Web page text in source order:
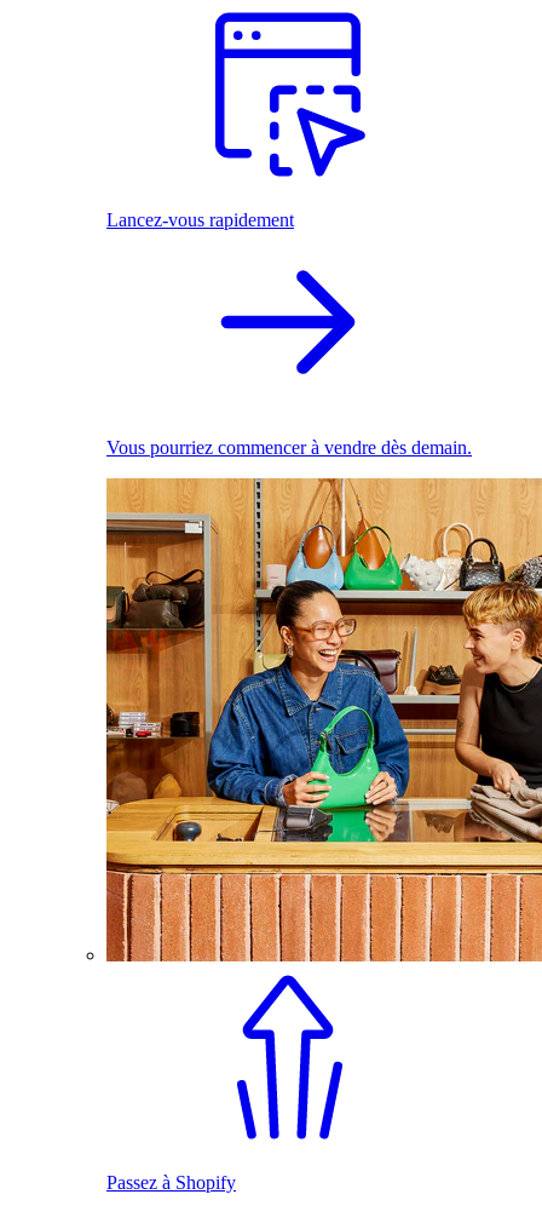
Lancez-vous rapidement
Vous pourriez commencer à vendre dès demain.
Passez à Shopify